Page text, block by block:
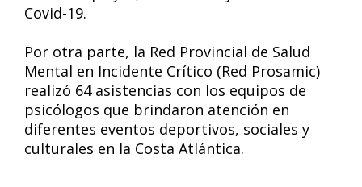
Covid-19.
Por otra parte, la Red Provincial de Salud
Mental en Incidente Crítico (Red Prosamic)
realizó 64 asistencias con los equipos de
psicólogos que brindaron atención en
diferentes eventos deportivos, sociales y
culturales en la Costa Atlántica.